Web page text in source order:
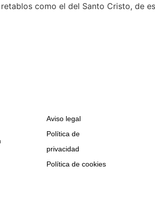
como el del Santo Cristo, de
Aviso legal
Política de
privacidad
Política de cookies